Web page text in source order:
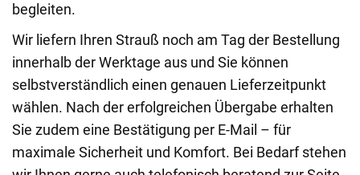
begleiten.
Wir liefern Ihren Strauß noch am Tag der Bestellung
innerhalb der Werktage aus und Sie können
selbstverständlich einen genauen Lieferzeitpunkt
wählen. Nach der erfolgreichen Übergabe erhalten
Sie zudem eine Bestätigung per E-Mail – für
maximale Sicherheit und Komfort. Bei Bedarf stehen